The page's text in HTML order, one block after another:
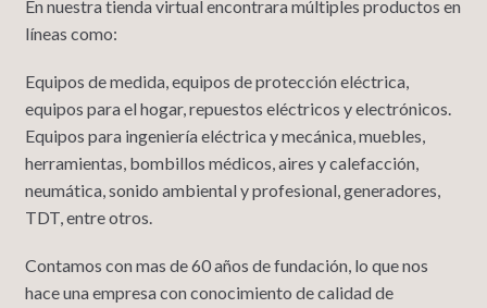
En nuestra tienda virtual encontrara múltiples productos en
líneas como:
Equipos de medida, equipos de protección eléctrica,
equipos para el hogar, repuestos eléctricos y electrónicos.
Equipos para ingeniería eléctrica y mecánica, muebles,
herramientas, bombillos médicos, aires y calefacción,
neumática, sonido ambiental y profesional, generadores,
TDT, entre otros.
Contamos con mas de 60 años de fundación, lo que nos
hace una empresa con conocimiento de calidad de